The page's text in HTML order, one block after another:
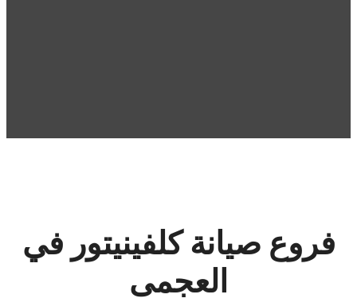
فروع صيانة كلفينيتور في
العجمى